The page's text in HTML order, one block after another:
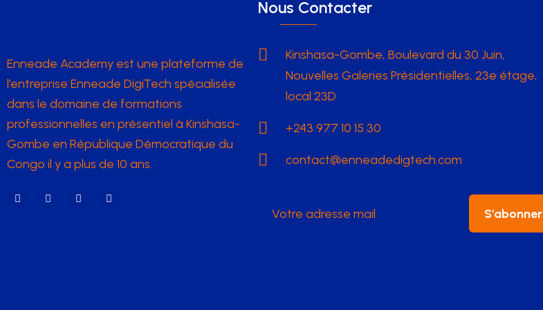
Enneade Academy est une plateforme de
l’entreprise Enneade DigiTech spécialisée
dans le domaine de formations
professionnelles en présentiel à Kinshasa-
Gombe en République Démocratique du
Congo il y a plus de 10 ans.
Nous Contacter
Kinshasa-Gombe, Boulevard du 30 Juin,
Nouvelles Galeries Présidentielles, 23e étage,
local 23D
+243 977 10 15 30
contact@enneadedigtech.com
S'abonner